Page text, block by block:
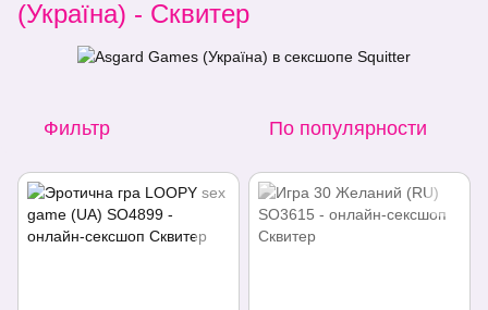
(Україна) - Сквитер
Фильтр По популярности